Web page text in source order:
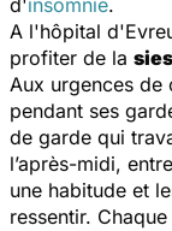
A l'hôpital
profiter de la
Aux urgences
pendant ses
de garde qui
l’après-midi,
une habitude et
ressentir.